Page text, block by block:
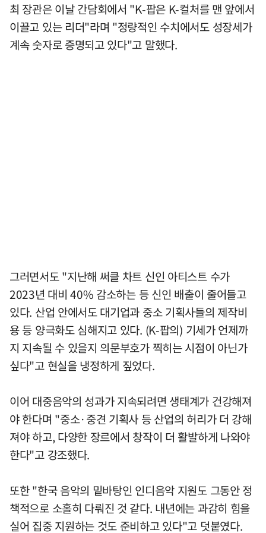
최 장관은 이날 간담회에서 "K-팝은 K-컬처를 맨 앞에서
이끌고 있는 리더"라며 "정량적인 수치에서도 성장세가
계속 숫자로 증명되고 있다"고 말했다.
그러면서도 "지난해 써클 차트 신인 아티스트 수가
2023년 대비 40% 감소하는 등 신인 배출이 줄어들고
있다. 산업 안에서도 대기업과 중소 기획사들의 제작비
용 등 양극화도 심해지고 있다. (K-팝의) 기세가 언제까
지 지속될 수 있을지 의문부호가 찍히는 시점이 아닌가
싶다"고 현실을 냉정하게 짚었다.
이어 대중음악의 성과가 지속되려면 생태계가 건강해져
야 한다며 "중소·중견 기획사 등 산업의 허리가 더 강해
져야 하고, 다양한 장르에서 창작이 더 활발하게 나와야
한다"고 강조했다.
또한 "한국 음악의 밑바탕인 인디음악 지원도 그동안 정
책적으로 소홀히 다뤄진 것 같다. 내년에는 과감히 힘을
실어 집중 지원하는 것도 준비하고 있다"고 덧붙였다.